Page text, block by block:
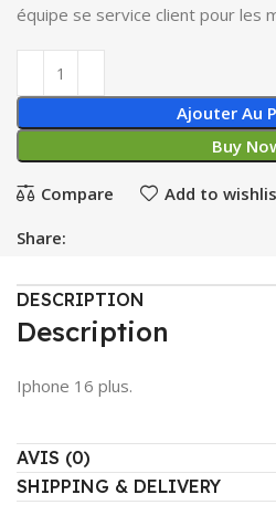
équipe se service client pour les
Ajouter Au
Buy
Compare Add to
Share:
DESCRIPTION
Description
Iphone 16 plus.
AVIS (0)
SHIPPING & DELIVERY